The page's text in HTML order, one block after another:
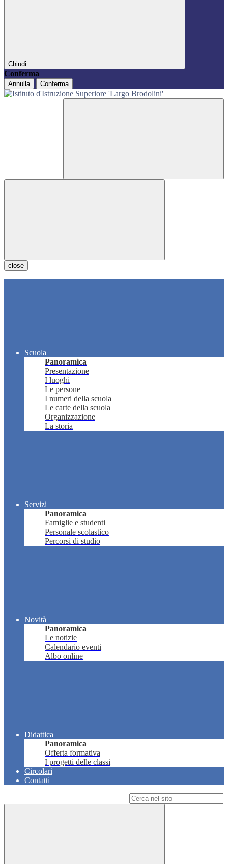
Chiudi
Conferma
Annulla Conferma
close
Scuola
Panoramica
Presentazione
I luoghi
Le persone
I numeri della scuola
Le carte della scuola
Organizzazione
La storia
Servizi
Panoramica
Famiglie e studenti
Personale scolastico
Percorsi di studio
Novità
Panoramica
Le notizie
Calendario eventi
Albo online
Didattica
Panoramica
Offerta formativa
I progetti delle classi
Circolari
Contatti